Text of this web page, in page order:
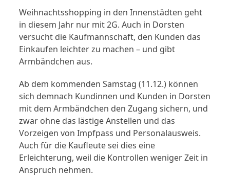
Weihnachtsshopping in den Innenstädten geht
in diesem Jahr nur mit 2G. Auch in Dorsten
versucht die Kaufmannschaft, den Kunden das
Einkaufen leichter zu machen – und gibt
Armbändchen aus.
Ab dem kommenden Samstag (11.12.) können
sich demnach Kundinnen und Kunden in Dorsten
mit dem Armbändchen den Zugang sichern, und
zwar ohne das lästige Anstellen und das
Vorzeigen von Impfpass und Personalausweis.
Auch für die Kaufleute sei dies eine
Erleichterung, weil die Kontrollen weniger Zeit in
Anspruch nehmen.